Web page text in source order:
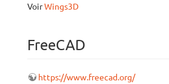
VoirWings3D
FreeCAD
https://www.freecad.org/